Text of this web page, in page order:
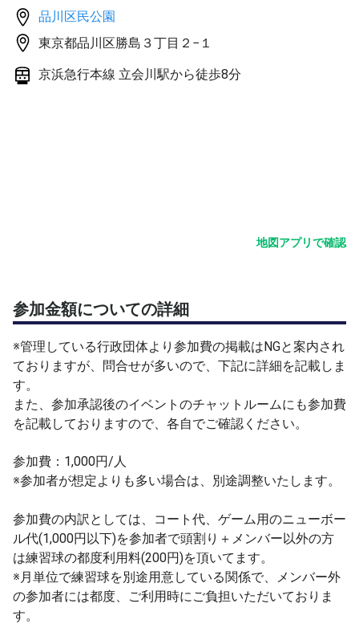
※基本的に４名で開催しておりますが、メンバーの参加状
況により募集枠を５名へ変更する場合がございます。
※女性の参加者も大歓迎ですが、【LV7】以上でお願いし
ます、【LV6.5】以上の方は一度、ご相談ください。
※３名以下の場合、シングルスや基礎練習へ変更する場合
品川区民公園
東京都品川区勝島３丁目２−１
京浜急行本線 立会川駅から徒歩8分
地図アプリで確認
参加金額についての詳細
※管理している行政団体より参加費の掲載はNGと案内され
ておりますが、問合せが多いので、下記に詳細を記載しま
す。
また、参加承認後のイベントのチャットルームにも参加費
を記載しておりますので、各自でご確認ください。
参加費：1,000円/人
※参加者が想定よりも多い場合は、別途調整いたします。
参加費の内訳としては、コート代、ゲーム用のニューボー
ル代(1,000円以下)を参加者で頭割り＋メンバー以外の方
は練習球の都度利用料(200円)を頂いてます。
※月単位で練習球を別途用意している関係で、メンバー外
の参加者には都度、ご利用時にご負担いただいておりま
す。